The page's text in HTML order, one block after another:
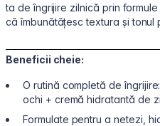
ta de îngrijire zilnică prin
că îmbunătățesc textura și tonul
Beneficii cheie:
O rutină completă de
ochi + cremă hidratantă de zi
Formulate pentru a netezi,